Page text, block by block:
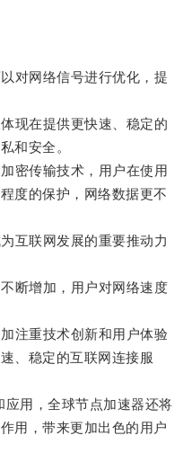
网络信号进行优化，提
在提供更快速、稳定的
和安全。
传输技术，用户在使用
度的保护，网络数据更不
联网发展的重要推动力
增加，用户对网络速度
重技术创新和用户体验
、稳定的互联网连接服
用，全球节点加速器还将
用，带来更加出色的用户